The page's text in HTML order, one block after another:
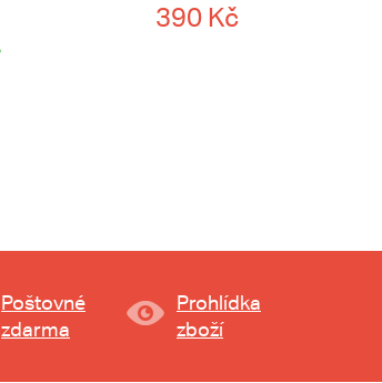
390 Kč
Poštovné
zdarma
Prohlídka
zboží